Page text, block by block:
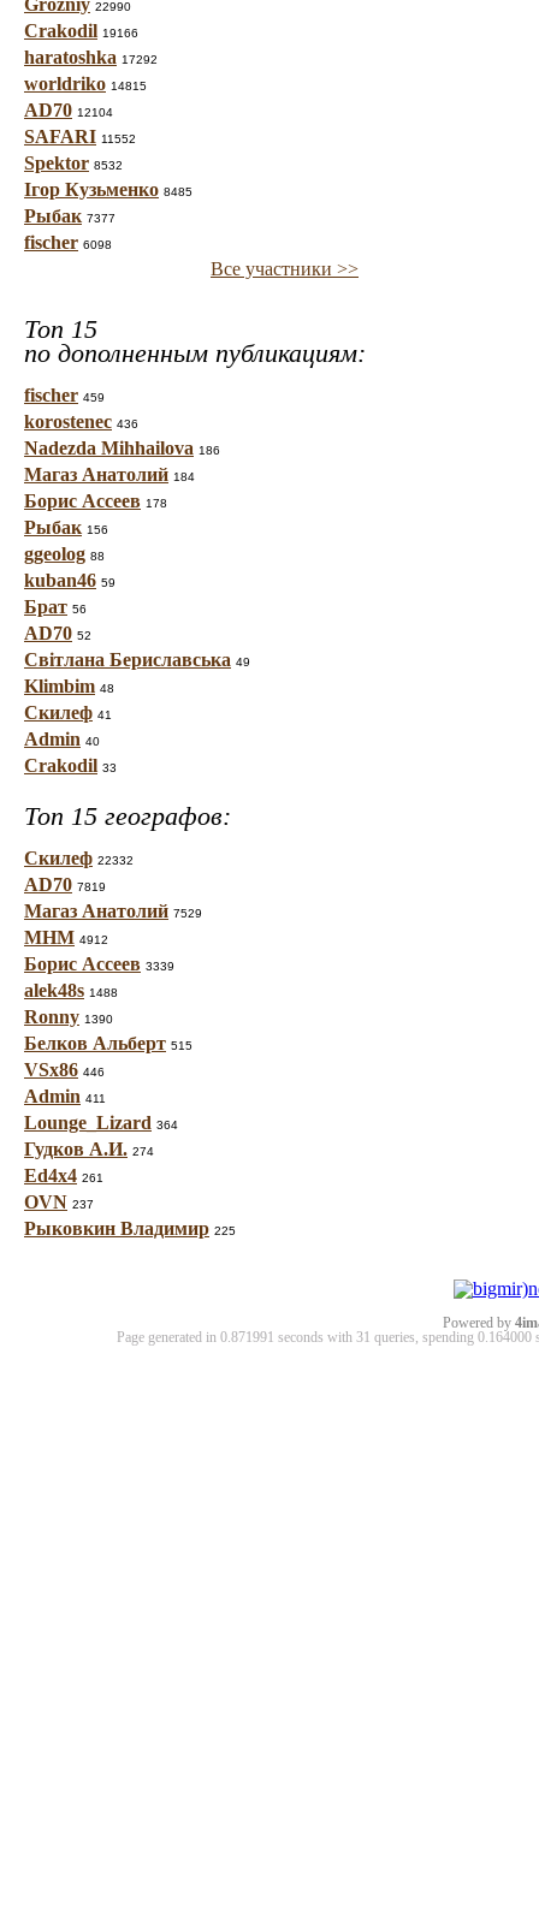
Grozniy 22990
Crakodil 19166
haratoshka 17292
worldriko 14815
AD70 12104
SAFARI 11552
Spektor 8532
Ігор Кузьменко 8485
Рыбак 7377
fischer 6098
Все участники >>
Топ 15
по дополненным публикациям:
fischer 459
korostenec 436
Nadezda Mihhailova 186
Магаз Анатолий 184
Борис Ассеев 178
Рыбак 156
ggeolog 88
kuban46 59
Брат 56
AD70 52
Світлана Бериславська 49
Klimbim 48
Скилеф 41
Admin 40
Crakodil 33
Топ 15 географов:
Скилеф 22332
AD70 7819
Магаз Анатолий 7529
МНМ 4912
Борис Ассеев 3339
alek48s 1488
Ronny 1390
Белков Альберт 515
VSx86 446
Admin 411
Lounge_Lizard 364
Гудков А.И. 274
Ed4x4 261
OVN 237
Рыковкин Владимир 225
Powered by
Page generated in 0.871991 seconds with 31 queries, spending